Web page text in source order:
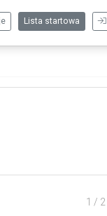
Lista startowa
1 / 2